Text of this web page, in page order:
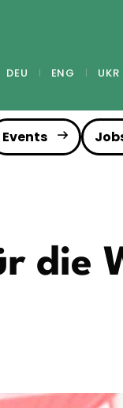
DEU ENG UKR
Events
die